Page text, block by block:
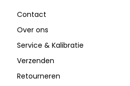
Contact
Over ons
Service & Kalibratie
Verzenden
Retourneren